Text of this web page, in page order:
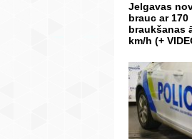
Jelgavas
brauc ar
braukšanas
km/h (+